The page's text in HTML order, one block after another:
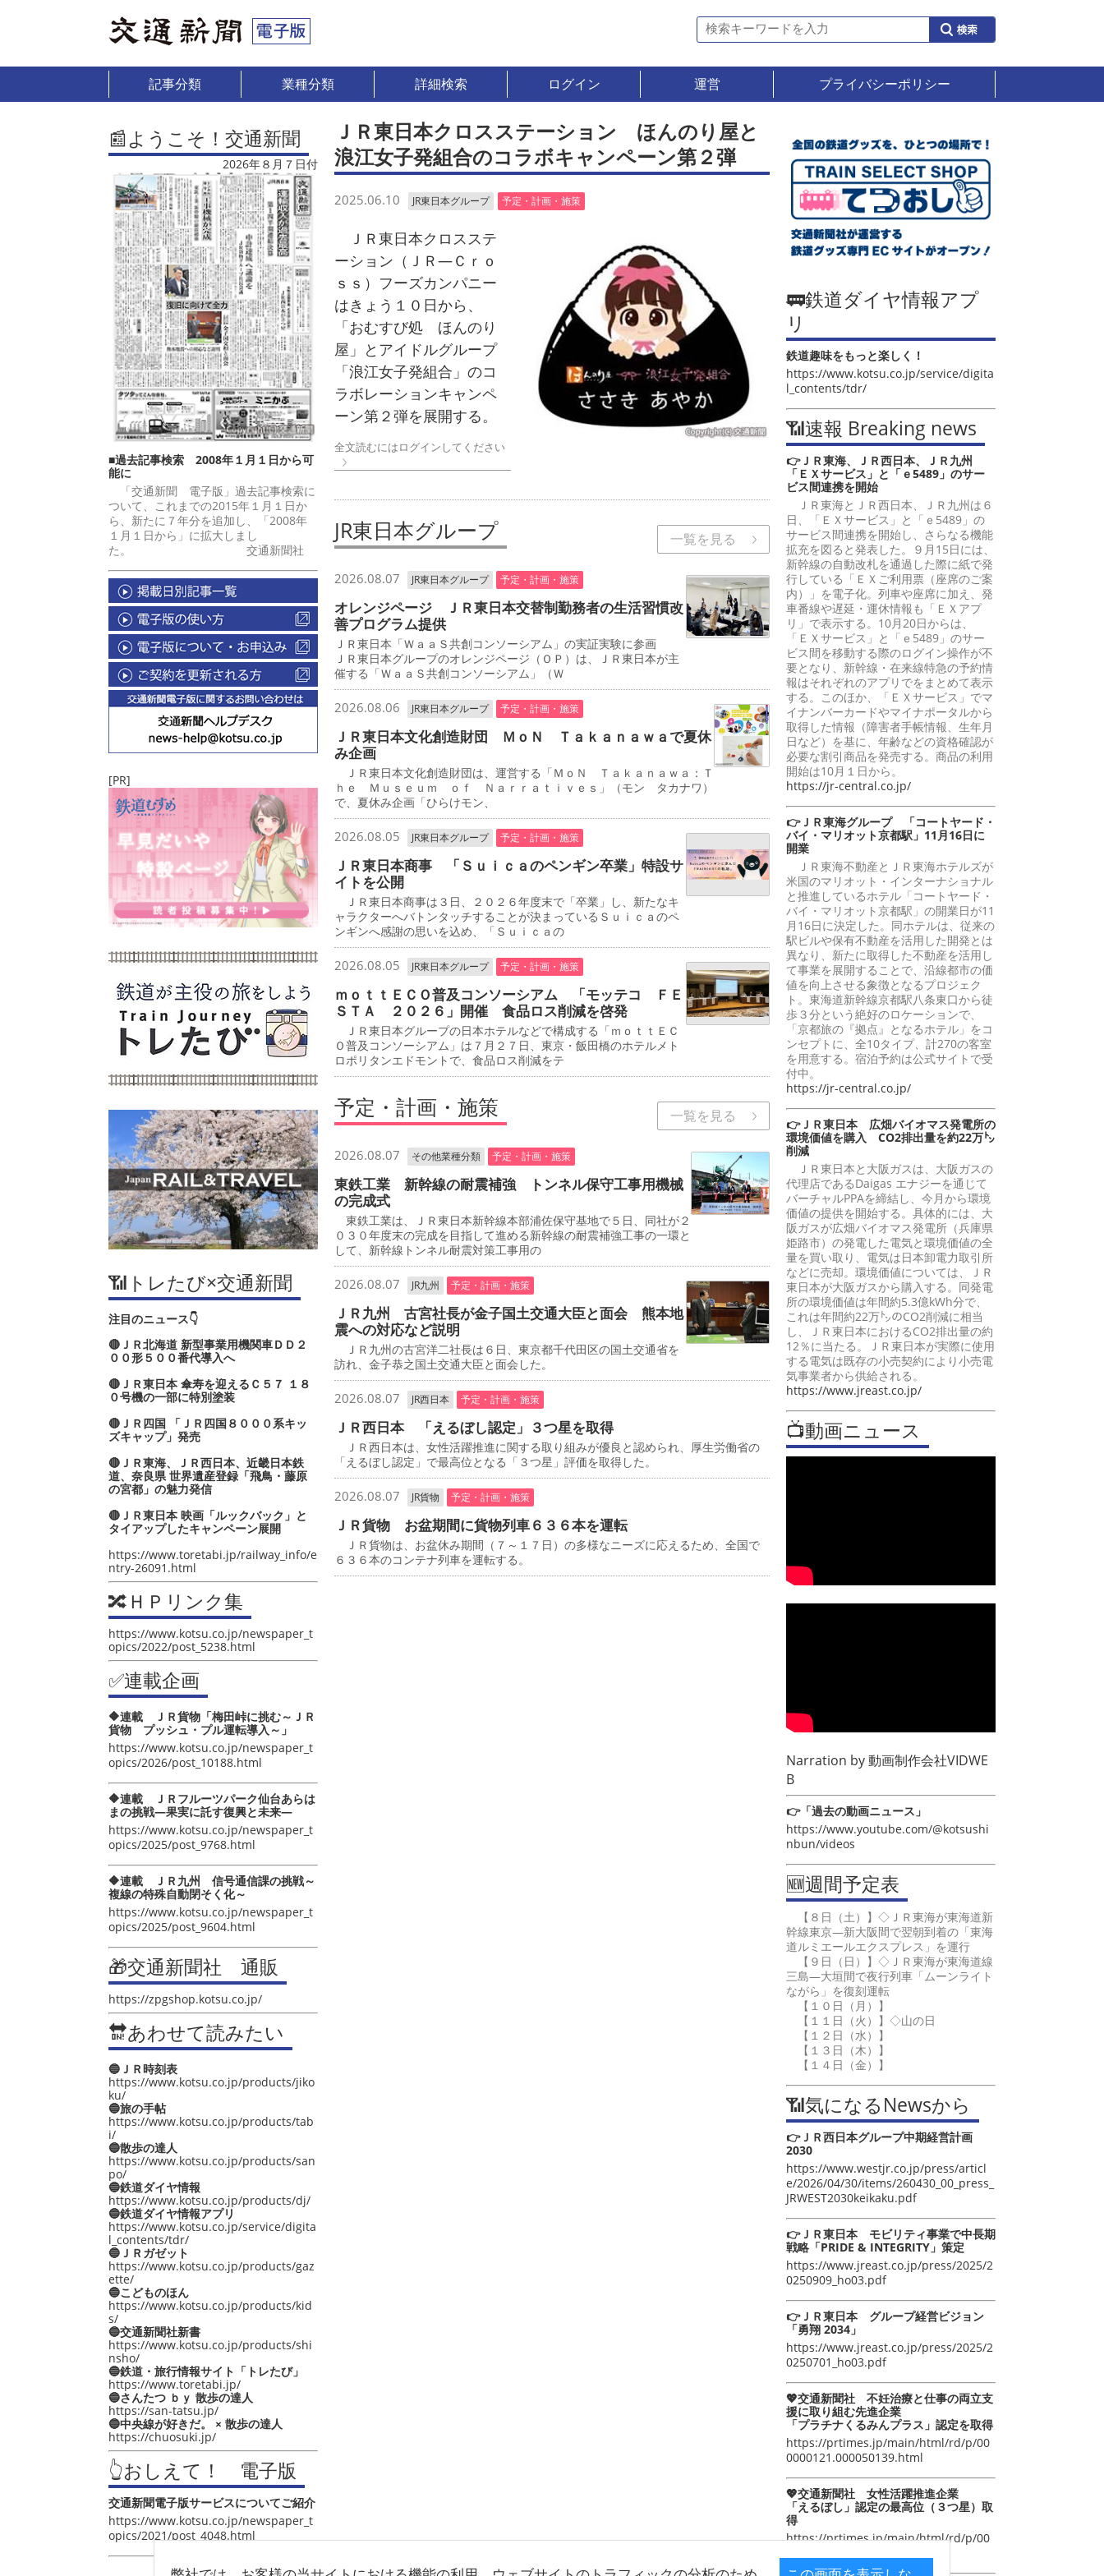
記事分類 業種分類 詳細検索 ログイン 運営 プライバシーポリシー
📰ようこそ！交通新聞
2026年８月７日付
■過去記事検索 2008年１月１日から可
能に
「交通新聞 電子版」過去記事検索に
ついて、これまでの2015年１月１日か
ら、新たに７年分を追加し、「2008年
１月１日から」に拡大しまし
た。 交通新聞社
[PR]
📶トレたび×交通新聞
注目のニュース👇
🔴ＪＲ北海道 新型事業用機関車ＤＤ２
００形５００番代導入へ
🔴ＪＲ東日本 傘寿を迎えるＣ５７ １８
０号機の一部に特別塗装
🔴ＪＲ四国 「ＪＲ四国８０００系キッ
ズキャップ」発売
🔴ＪＲ東海、ＪＲ西日本、近畿日本鉄
道、奈良県 世界遺産登録「飛鳥・藤原
の宮都」の魅力発信
🔴ＪＲ東日本 映画「ルックバック」と
タイアップしたキャンペーン展開
https://www.toretabi.jp/railway_info/e
ntry-26091.html
🔀ＨＰリンク集
https://www.kotsu.co.jp/newspaper_t
opics/2022/post_5238.html
✅連載企画
🔶連載 ＪＲ貨物「梅田峠に挑む～ＪＲ
貨物 プッシュ・プル運転導入～」
https://www.kotsu.co.jp/newspaper_t
opics/2026/post_10188.html
🔶連載 ＪＲフルーツパーク仙台あらは
まの挑戦―果実に託す復興と未来―
https://www.kotsu.co.jp/newspaper_t
opics/2025/post_9768.html
🔶連載 ＪＲ九州 信号通信課の挑戦～
複線の特殊自動閉そく化～
https://www.kotsu.co.jp/newspaper_t
opics/2025/post_9604.html
🎁交通新聞社 通販
https://zpgshop.kotsu.co.jp/
🔛あわせて読みたい
🔵ＪＲ時刻表
https://www.kotsu.co.jp/products/jiko
ku/
🔵旅の手帖
https://www.kotsu.co.jp/products/tab
i/
🔵散歩の達人
https://www.kotsu.co.jp/products/san
po/
🔵鉄道ダイヤ情報
https://www.kotsu.co.jp/products/dj/
🔵鉄道ダイヤ情報アプリ
https://www.kotsu.co.jp/service/digita
l_contents/tdr/
🔵ＪＲガゼット
https://www.kotsu.co.jp/products/gaz
ette/
🔵こどものほん
https://www.kotsu.co.jp/products/kid
s/
🔵交通新聞社新書
https://www.kotsu.co.jp/products/shi
nsho/
🔵鉄道・旅行情報サイト「トレたび」
https://www.toretabi.jp/
🔵さんたつ ｂｙ 散歩の達人
https://san-tatsu.jp/
🔵中央線が好きだ。 × 散歩の達人
https://chuosuki.jp/
👆おしえて！ 電子版
交通新聞電子版サービスについてご紹介
https://www.kotsu.co.jp/newspaper_t
opics/2021/post_4048.html
ＪＲ東日本クロスステーション ほんのり屋と
浪江女子発組合のコラボキャンペーン第２弾
2025.06.10 JR東日本グループ 予定・計画・施策
ＪＲ東日本クロスステ
ーション（ＪＲ―Ｃｒｏ
ｓｓ）フーズカンパニー
はきょう１０日から、
「おむすび処 ほんのり
屋」とアイドルグループ
「浪江女子発組合」のコ
ラボレーションキャンペ
ーン第２弾を展開する。
全文読むにはログインしてください
JR東日本グループ 一覧を見る
2026.08.07 JR東日本グループ 予定・計画・施策
オレンジページ ＪＲ東日本交替制勤務者の生活習慣改
善プログラム提供
ＪＲ東日本「ＷａａＳ共創コンソーシアム」の実証実験に参画
ＪＲ東日本グループのオレンジページ（ＯＰ）は、ＪＲ東日本が主
催する「ＷａａＳ共創コンソーシアム」（Ｗ
2026.08.06 JR東日本グループ 予定・計画・施策
ＪＲ東日本文化創造財団 ＭｏＮ Ｔａｋａｎａｗａで夏休
み企画
ＪＲ東日本文化創造財団は、運営する「ＭｏＮ Ｔａｋａｎａｗａ：Ｔ
ｈｅ Ｍｕｓｅｕｍ ｏｆ Ｎａｒｒａｔｉｖｅｓ」（モン タカナワ）
で、夏休み企画「ひらけモン、
2026.08.05 JR東日本グループ 予定・計画・施策
ＪＲ東日本商事 「Ｓｕｉｃａのペンギン卒業」特設サ
イトを公開
ＪＲ東日本商事は３日、２０２６年度末で「卒業」し、新たなキ
ャラクターへバトンタッチすることが決まっているＳｕｉｃａのペ
ンギンへ感謝の思いを込め、「Ｓｕｉｃａの
2026.08.05 JR東日本グループ 予定・計画・施策
ｍｏｔｔＥＣＯ普及コンソーシアム 「モッテコ ＦＥ
ＳＴＡ ２０２６」開催 食品ロス削減を啓発
ＪＲ東日本グループの日本ホテルなどで構成する「ｍｏｔｔＥＣ
Ｏ普及コンソーシアム」は７月２７日、東京・飯田橋のホテルメト
ロポリタンエドモントで、食品ロス削減をテ
予定・計画・施策 一覧を見る
2026.08.07 その他業種分類 予定・計画・施策
東鉄工業 新幹線の耐震補強 トンネル保守工事用機械
の完成式
東鉄工業は、ＪＲ東日本新幹線本部浦佐保守基地で５日、同社が２
０３０年度末の完成を目指して進める新幹線の耐震補強工事の一環と
して、新幹線トンネル耐震対策工事用の
2026.08.07 JR九州 予定・計画・施策
ＪＲ九州 古宮社長が金子国土交通大臣と面会 熊本地
震への対応など説明
ＪＲ九州の古宮洋二社長は６日、東京都千代田区の国土交通省を
訪れ、金子恭之国土交通大臣と面会した。
2026.08.07 JR西日本 予定・計画・施策
ＪＲ西日本 「えるぼし認定」３つ星を取得
ＪＲ西日本は、女性活躍推進に関する取り組みが優良と認められ、厚生労働省の
「えるぼし認定」で最高位となる「３つ星」評価を取得した。
2026.08.07 JR貨物 予定・計画・施策
ＪＲ貨物 お盆期間に貨物列車６３６本を運転
ＪＲ貨物は、お盆休み期間（７～１７日）の多様なニーズに応えるため、全国で
６３６本のコンテナ列車を運転する。
🚃鉄道ダイヤ情報アプ
リ
鉄道趣味をもっと楽しく！
https://www.kotsu.co.jp/service/digita
l_contents/tdr/
📶速報 Breaking news
👉ＪＲ東海、ＪＲ西日本、ＪＲ九州
「ＥＸサービス」と「ｅ5489」のサー
ビス間連携を開始
ＪＲ東海とＪＲ西日本、ＪＲ九州は６
日、「ＥＸサービス」と「ｅ5489」の
サービス間連携を開始し、さらなる機能
拡充を図ると発表した。９月15日には、
新幹線の自動改札を通過した際に紙で発
行している「ＥＸご利用票（座席のご案
内）」を電子化。列車や座席に加え、発
車番線や遅延・運休情報も「ＥＸアプ
リ」で表示する。10月20日からは、
「ＥＸサービス」と「ｅ5489」のサー
ビス間を移動する際のログイン操作が不
要となり、新幹線・在来線特急の予約情
報はそれぞれのアプリでをまとめて表示
する。このほか、「ＥＸサービス」でマ
イナンバーカードやマイナポータルから
取得した情報（障害者手帳情報、生年月
日など）を基に、年齢などの資格確認が
必要な割引商品を発売する。商品の利用
開始は10月１日から。
https://jr-central.co.jp/
👉ＪＲ東海グループ 「コートヤード・
バイ・マリオット京都駅」11月16日に
開業
ＪＲ東海不動産とＪＲ東海ホテルズが
米国のマリオット・インターナショナル
と推進しているホテル「コートヤード・
バイ・マリオット京都駅」の開業日が11
月16日に決定した。同ホテルは、従来の
駅ビルや保有不動産を活用した開発とは
異なり、新たに取得した不動産を活用し
て事業を展開することで、沿線都市の価
値を向上させる象徴となるプロジェク
ト。東海道新幹線京都駅八条東口から徒
歩３分という絶好のロケーションで、
「京都旅の『拠点』となるホテル」をコ
ンセプトに、全10タイプ、計270の客室
を用意する。宿泊予約は公式サイトで受
付中。
https://jr-central.co.jp/
👉ＪＲ東日本 広畑バイオマス発電所の
環境価値を購入 CO2排出量を約22万㌧
削減
ＪＲ東日本と大阪ガスは、大阪ガスの
代理店であるDaigas エナジーを通じて
バーチャルPPAを締結し、今月から環境
価値の提供を開始する。具体的には、大
阪ガスが広畑バイオマス発電所（兵庫県
姫路市）の発電した電気と環境価値の全
量を買い取り、電気は日本卸電力取引所
などに売却。環境価値については、ＪＲ
東日本が大阪ガスから購入する。同発電
所の環境価値は年間約5.3億kWh分で、
これは年間約22万㌧のCO2削減に相当
し、ＪＲ東日本におけるCO2排出量の約
12％に当たる。ＪＲ東日本が実際に使用
する電気は既存の小売契約により小売電
気事業者から供給される。
https://www.jreast.co.jp/
📺動画ニュース
Narration by動画制作会社VIDWE
B
👉「過去の動画ニュース」
https://www.youtube.com/@kotsushi
nbun/videos
🆕週間予定表
【８日（土）】◇ＪＲ東海が東海道新
幹線東京―新大阪間で翌朝到着の「東海
道ルミエールエクスプレス」を運行
【９日（日）】◇ＪＲ東海が東海道線
三島―大垣間で夜行列車「ムーンライト
ながら」を復刻運転
【１０日（月）】
【１１日（火）】◇山の日
【１２日（水）】
【１３日（木）】
【１４日（金）】
📶気になるNewsから
👉ＪＲ西日本グループ中期経営計画
2030
https://www.westjr.co.jp/press/articl
e/2026/04/30/items/260430_00_press_
JRWEST2030keikaku.pdf
👉ＪＲ東日本 モビリティ事業で中長期
戦略「PRIDE & INTEGRITY」策定
https://www.jreast.co.jp/press/2025/2
0250909_ho03.pdf
👉ＪＲ東日本 グループ経営ビジョン
「勇翔 2034」
https://www.jreast.co.jp/press/2025/2
0250701_ho03.pdf
💖交通新聞社 不妊治療と仕事の両立支
援に取り組む先進企業
「プラチナくるみんプラス」認定を取得
https://prtimes.jp/main/html/rd/p/00
0000121.000050139.html
💖交通新聞社 女性活躍推進企業
「えるぼし」認定の最高位（３つ星）取
得
https://prtimes.jp/main/html/rd/p/00